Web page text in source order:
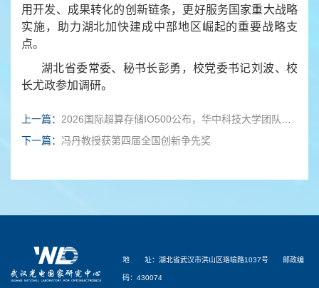
用开发、成果转化的创新链条，更好服务国家重大战略
实施，助力湖北加快建成中部地区崛起的重要战略支
点。
湖北省委常委、秘书长彭勇，校党委书记刘波、校
长尤政参加调研。
上一篇： 2026国际超算存储IO500公布，华中科技大学团队蝉联世界第一
下一篇： 冯丹教授获第四届全国创新争先奖
地 址：湖北省武汉市洪山区珞喻路1037号 邮政编
码：430074